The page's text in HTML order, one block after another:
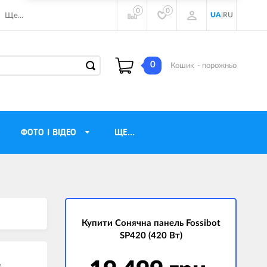
Ще...
0 0
UA| RU
0 Кошик - порожньо
ФОТО І ВІДЕО ЩЕ...
Інверторні генератори
Трехфазные генераторы
Купити Сонячна панель Fossibot
SP420 (420 Вт)